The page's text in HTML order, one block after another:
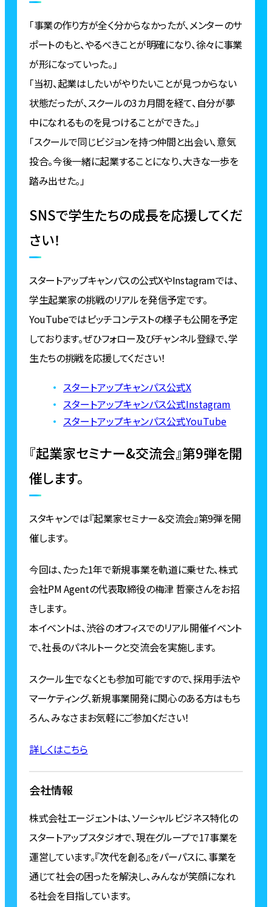
「事業の作り方が全く分からなかったが、メンターのサ
ポートのもと、やるべきことが明確になり、徐々に事業
が形になっていった。」
「当初、起業はしたいがやりたいことが見つからない
状態だったが、スクールの3カ月間を経て、自分が夢
中になれるものを見つけることができた。」
「スクールで同じビジョンを持つ仲間と出会い、意気
投合。今後一緒に起業することになり、大きな一歩を
踏み出せた。」
SNSで学生たちの成長を応援してくだ
さい！
スタートアップキャンパスの公式XやInstagramでは、
学生起業家の挑戦のリアルを発信予定です。
YouTubeではピッチコンテストの様子も公開を予定
しております。ぜひフォロー及びチャンネル登録で、学
生たちの挑戦を応援してください！
スタートアップキャンパス公式X
スタートアップキャンパス公式Instagram
スタートアップキャンパス公式YouTube
『起業家セミナー&交流会』第9弾を開
催します。
スタキャンでは『起業家セミナー＆交流会』第9弾を開
催します。
今回は、たった1年で新規事業を軌道に乗せた、株式
会社PM Agentの代表取締役の梅津 哲豪さんをお招
きします。
本イベントは、渋谷のオフィスでのリアル開催イベント
で、社長のパネルトークと交流会を実施します。
スクール生でなくとも参加可能ですので、採用手法や
マーケティング、新規事業開発に関心のある方はもち
ろん、みなさまお気軽にご参加ください！
詳しくはこちら
会社情報
株式会社エージェントは、ソーシャルビジネス特化の
スタートアップスタジオで、現在グループで17事業を
運営しています。『次代を創る』をパーパスに、事業を
通じて社会の困ったを解決し、みんなが笑顔になれ
る社会を目指しています。